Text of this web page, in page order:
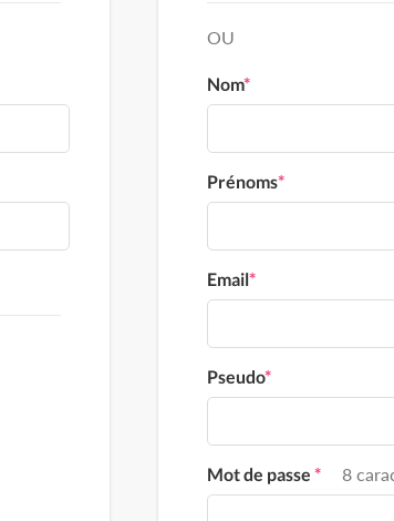
OU
Nom*
Prénoms*
Email*
Pseudo*
Mot de passe * 8